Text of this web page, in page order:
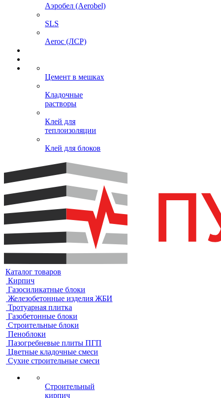
Аэробел (Aerobel)
SLS
Aeroc (ЛСР)
Цемент в мешках
Кладочные
растворы
Клей для
теплоизоляции
Клей для блоков
Каталог товаров
Кирпич
Газосиликатные блоки
Железобетонные изделия ЖБИ
Тротуарная плитка
Газобетонные блоки
Строительные блоки
Пеноблоки
Пазогребневые плиты ПГП
Цветные кладочные смеси
Сухие строительные смеси
Строительный
кирпич